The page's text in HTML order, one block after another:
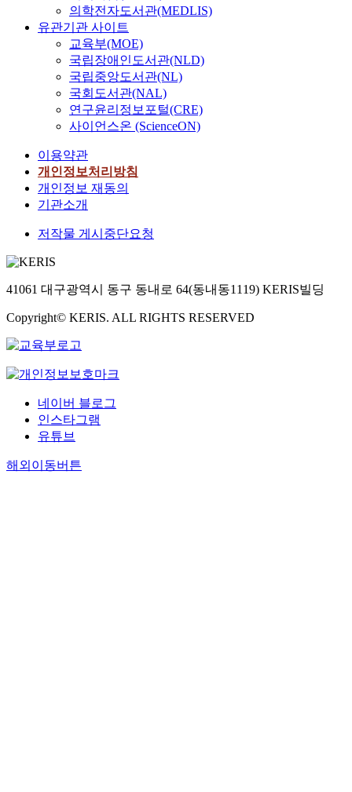
의학전자도서관(MEDLIS)
유관기관 사이트
교육부(MOE)
국립장애인도서관(NLD)
국립중앙도서관(NL)
국회도서관(NAL)
연구윤리정보포털(CRE)
사이언스온 (ScienceON)
이용약관
개인정보처리방침
개인정보 재동의
기관소개
저작물 게시중단요청
41061 대구광역시 동구 동내로 64(동내동1119) KERIS빌딩
Copyright© KERIS. ALL RIGHTS RESERVED
네이버 블로그
인스타그램
유튜브
해외이동버튼